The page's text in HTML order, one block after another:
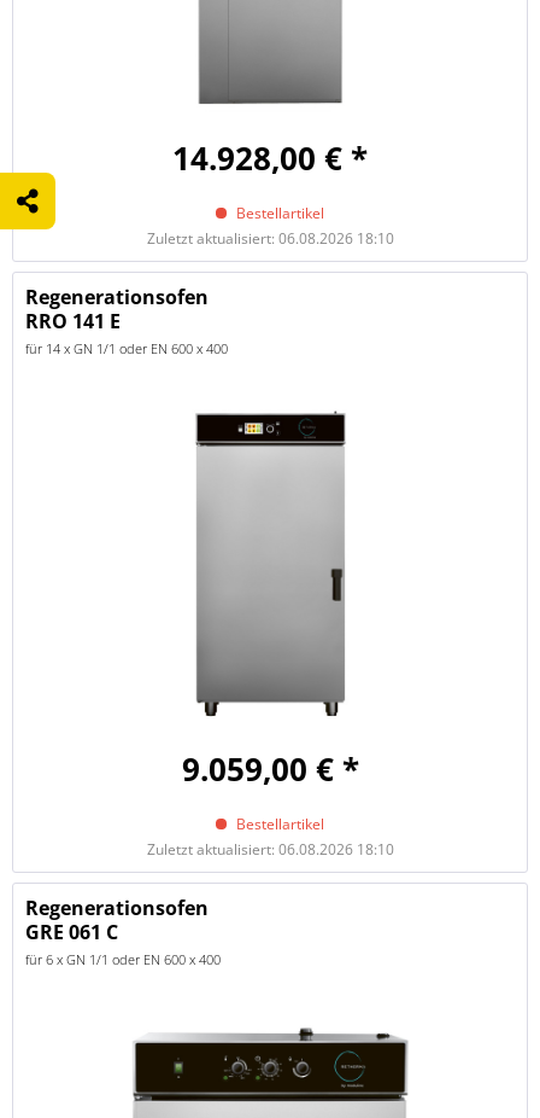
14.928,00 € *
Bestellartikel
Zuletzt aktualisiert: 06.08.2026 18:10
Regenerationsofen
RRO 141 E
für 14 x GN 1/1 oder EN 600 x 400
9.059,00 € *
Bestellartikel
Zuletzt aktualisiert: 06.08.2026 18:10
Regenerationsofen
GRE 061 C
für 6 x GN 1/1 oder EN 600 x 400